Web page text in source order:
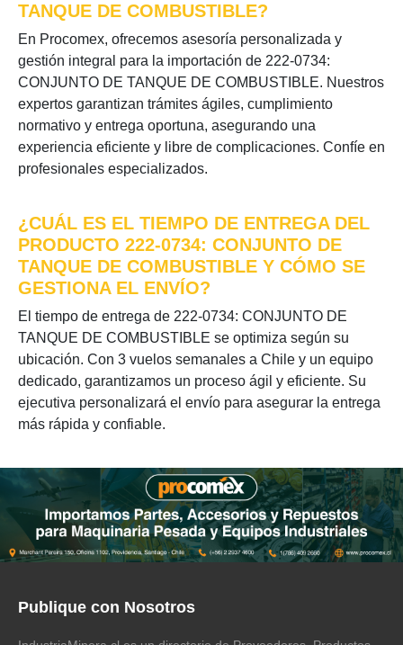
TANQUE DE COMBUSTIBLE?
En Procomex, ofrecemos asesoría personalizada y
gestión integral para la importación de 222-0734:
CONJUNTO DE TANQUE DE COMBUSTIBLE. Nuestros
expertos garantizan trámites ágiles, cumplimiento
normativo y entrega oportuna, asegurando una
experiencia eficiente y libre de complicaciones. Confíe en
profesionales especializados.
¿CUÁL ES EL TIEMPO DE ENTREGA DEL
PRODUCTO 222-0734: CONJUNTO DE
TANQUE DE COMBUSTIBLE Y CÓMO SE
GESTIONA EL ENVÍO?
El tiempo de entrega de 222-0734: CONJUNTO DE
TANQUE DE COMBUSTIBLE se optimiza según su
ubicación. Con 3 vuelos semanales a Chile y un equipo
dedicado, garantizamos un proceso ágil y eficiente. Su
ejecutiva personalizará el envío para asegurar la entrega
más rápida y confiable.
Publique con Nosotros